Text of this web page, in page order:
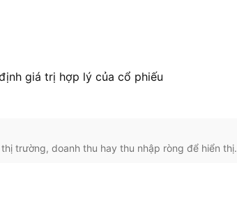
giá trị hợp lý của cổ phiếu
trường, doanh thu hay thu nhập ròng để hiển thị.